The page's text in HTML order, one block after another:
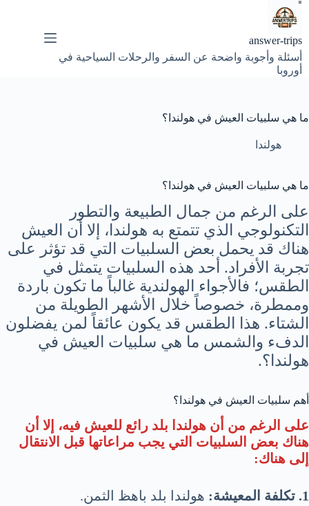
التجاوز
إلى
answer-trips
أسئلة وأجوبة واضحة عن السفر والرحلات السياحية في
أوروبا
ما هي سلبيات العيش في هولندا؟
هولندا
ما هي سلبيات العيش في هولندا؟
على الرغم من جمال الطبيعة والتطور
التكنولوجي الذي تتمتع به هولندا، إلا أن العيش
هناك قد يحمل بعض السلبيات التي قد تؤثر على
تجربة الأفراد. أحد هذه السلبيات يتمثل في
الطقس؛ فالأجواء الهولندية غالباً ما تكون باردة
وممطرة، خصوصاً خلال الأشهر الطويلة من
الشتاء. هذا الطقس قد يكون عائقاً لمن يفضلون
الدفء والشمس ما هي سلبيات العيش في
هولندا؟.
أهم سلبيات العيش في هولندا؟
على الرغم من أن هولندا بلد رائع للعيش فيه، إلا أن
هناك بعض السلبيات التي يجب مراعاتها قبل الانتقال
إلى هناك:
1. تكلفة المعيشة: هولندا بلد باهظ الثمن.